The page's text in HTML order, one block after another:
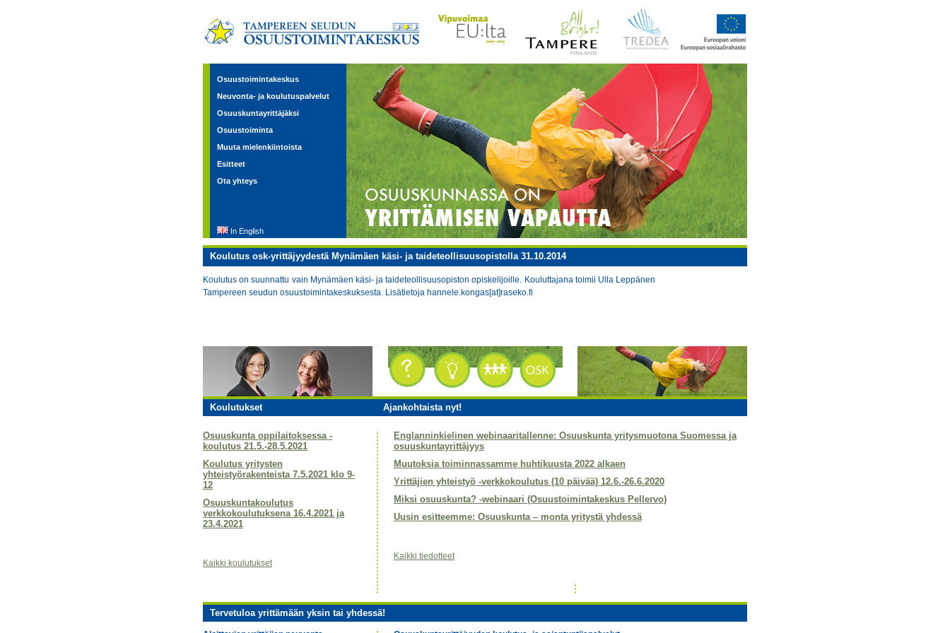
Osuustoimintakeskus
Neuvonta- ja koulutuspalvelut
Osuuskuntayrittäjäksi
Osuustoiminta
Muuta mielenkiintoista
Esitteet
Ota yhteys
In English
Koulutus osk-yrittäjyydestä Mynämäen käsi- ja taideteollisuusopistolla 31.10.2014
Koulutus on suunnattu vain Mynämäen käsi- ja taideteollisuusopiston opiskelijoille. Kouluttajana toimii Ulla Leppänen
Tampereen seudun osuustoimintakeskuksesta. Lisätietoja hannele.kongas[at]raseko.fi
Koulutukset Ajankohtaista nyt!
Osuuskunta oppilaitoksessa -
koulutus 21.5.-28.5.2021
Koulutus yritysten
yhteistyörakenteista 7.5.2021 klo 9-
12
Osuuskuntakoulutus
verkkokoulutuksena 16.4.2021 ja
23.4.2021
Kaikki koulutukset
Englanninkielinen webinaaritallenne: Osuuskunta yritysmuotona Suomessa ja
osuuskuntayrittäjyys
Muutoksia toiminnassamme huhtikuusta 2022 alkaen
Yrittäjien yhteistyö -verkkokoulutus (10 päivää) 12.6.-26.6.2020
Miksi osuuskunta? -webinaari (Osuustoimintakeskus Pellervo)
Uusin esitteemme: Osuuskunta – monta yritystä yhdessä
Kaikki tiedotteet
Tervetuloa yrittämään yksin tai yhdessä!